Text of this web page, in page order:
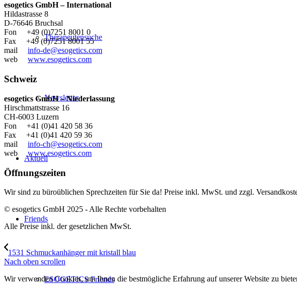
Therapeutensuche
Newsletter
Aktuell
Friends
ESOGETICS Friends
esogetics GmbH – International
Hildastrasse 8
D-76646 Bruchsal
Fon +49 (0)7251 8001 0
Fax +49 (0)7251 8001 55
mail info-de@esogetics.com
web www.esogetics.com
Schweiz
esogetics GmbH – Niederlassung
Hirschmattstrasse 16
CH-6003 Luzern
Fon +41 (0)41 420 58 36
Fax +41 (0)41 420 59 36
mail info-ch@esogetics.com
web www.esogetics.com
Öffnungszeiten
Wir sind zu büroüblichen Sprechzeiten für Sie da! Preise inkl. MwSt. und zzgl.
© esogetics GmbH 2025 - Alle Rechte vorbehalten
Alle Preise inkl. der gesetzlichen MwSt.
1531 Schmuckanhänger mit kristall blau
Nach oben scrollen
Wir verwenden Cookies, um Ihnen die bestmögliche Erfahrung auf unserer Website zu